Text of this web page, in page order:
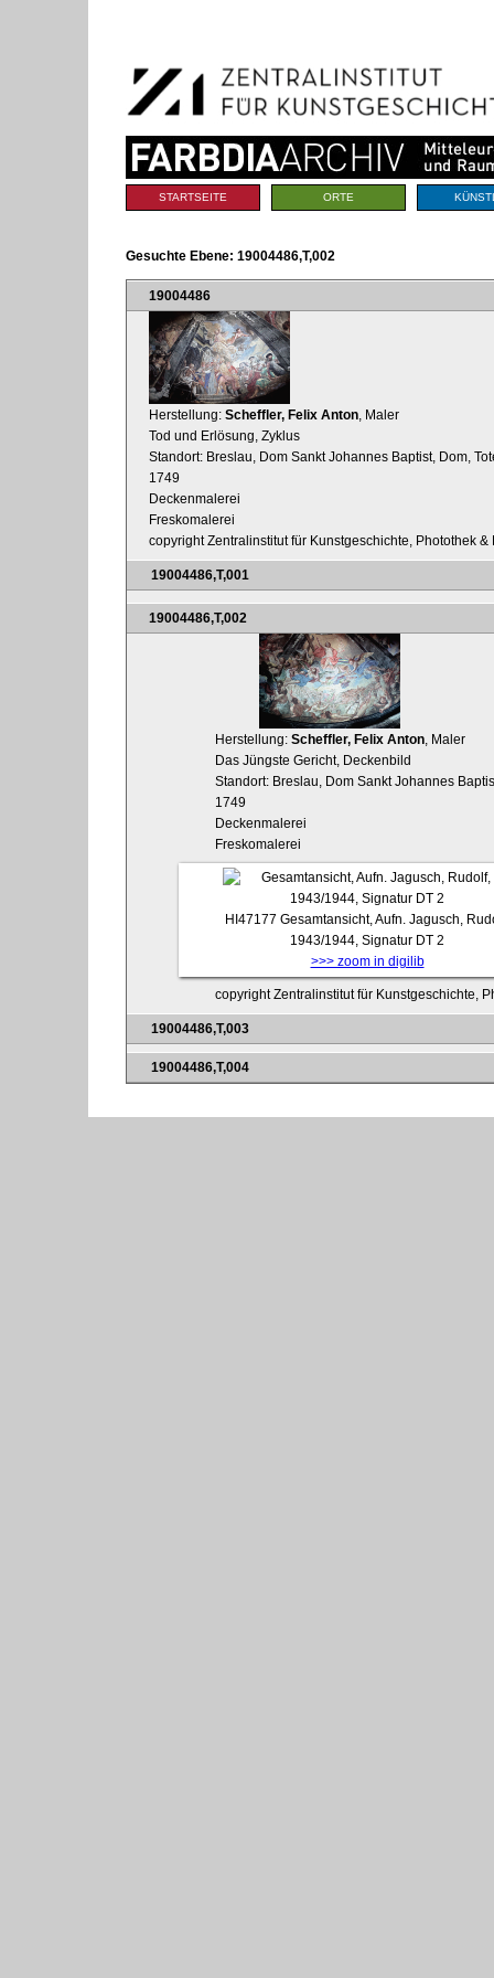
Navigation
Sektionen
STARTSEITE ORTE
Gesuchte Ebene: 19004486,T,002
19004486
Herstellung: Scheffler, Felix Anton , Maler
Tod und Erlösung, Zyklus
Standort: Breslau, Dom Sankt Johannes Baptist, Dom,
1749
Deckenmalerei
Freskomalerei
copyright Zentralinstitut für Kunstgeschichte, Photothek &
19004486,T,001
19004486,T,002
Herstellung: Scheffler, Felix Anton, Maler
Das Jüngste Gericht, Deckenbild
Standort: Breslau, Dom Sankt Johannes
1749
Deckenmalerei
Freskomalerei
HI47177 Gesamtansicht, Aufn. Jagusch,
1943/1944, Signatur DT 2
>>> zoom in digilib
copyright Zentralinstitut für Kunstgeschichte,
19004486,T,003
19004486,T,004